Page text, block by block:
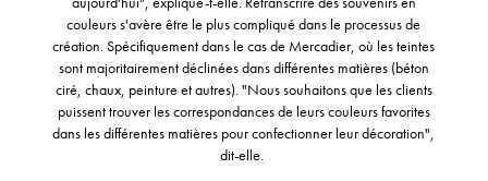
couleurs s'avère être le plus compliqué dans le processus de
création. Spécifiquement dans le cas de Mercadier, où les teintes
sont majoritairement déclinées dans différentes matières (béton
ciré, chaux, peinture et autres). "Nous souhaitons que les clients
puissent trouver les correspondances de leurs couleurs favorites
dans les différentes matières pour confectionner leur décoration",
dit-elle.